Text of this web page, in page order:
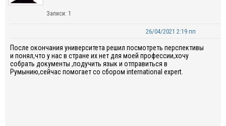
Записи: 1
26/04/2021 2:19 пп
После окончания университета решил посмотреть перспективы
и понял,что у нас в стране их нет для моей профессии,хочу
собрать документы ,подучить язык и отправиться в
Румынию,сейчас помогает со сбором international expert.